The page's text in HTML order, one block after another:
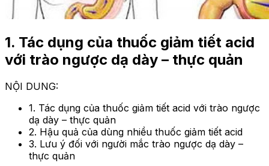
1. Tác dụng của thuốc giảm tiết acid
với trào ngược dạ dày – thực quản
NỘI DUNG:
1. Tác dụng của thuốc giảm tiết acid với trào ngược
dạ dày – thực quản
2. Hậu quả của dùng nhiều thuốc giảm tiết acid
3. Lưu ý đối với người mắc trào ngược dạ dày –
thực quản